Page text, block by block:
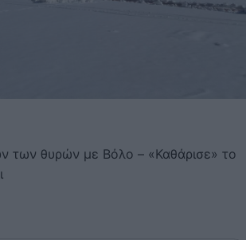
των θυρών με Βόλο – «Καθάρισε» το